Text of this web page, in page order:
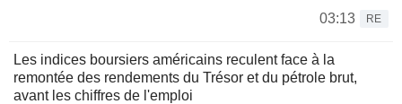
03:13
RE
Les indices boursiers américains reculent face à la
remontée des rendements du Trésor et du pétrole brut,
avant les chiffres de l'emploi